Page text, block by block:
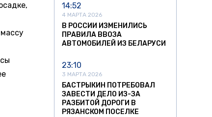
14:52
4 МАРТА 2026
В РОССИИ ИЗМЕНИЛИСЬ
ПРАВИЛА ВВОЗА
АВТОМОБИЛЕЙ ИЗ БЕЛАРУСИ
23:10
3 МАРТА 2026
БАСТРЫКИН ПОТРЕБОВАЛ
ЗАВЕСТИ ДЕЛО ИЗ-ЗА
РАЗБИТОЙ ДОРОГИ В
РЯЗАНСКОМ ПОСЕЛКЕ